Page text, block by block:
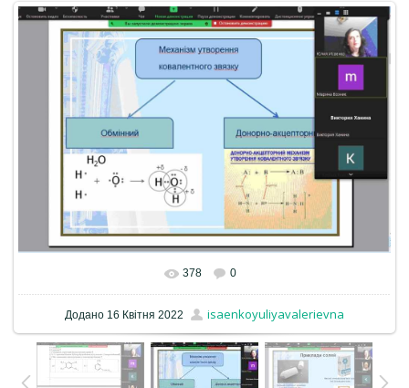
378 0
Додано 16 Квітня 2022 isaenkoyuliyavalerievna